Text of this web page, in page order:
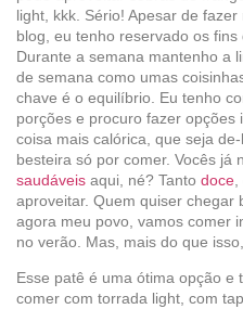
light, kkk. Sério! Apesar de
blog, eu tenho reservado os
Durante a semana mantenho a
de semana como umas
chave é o equilíbrio. Eu tenho
porções e procuro fazer opções
coisa mais calórica, que seja
besteira só por comer. Vocês já
saudáveis aqui, né? Tanto doce
aproveitar. Quem quiser chegar
agora meu povo, vamos comer
no verão. Mas, mais do que
Esse patê é uma ótima opção
comer com torrada light, com